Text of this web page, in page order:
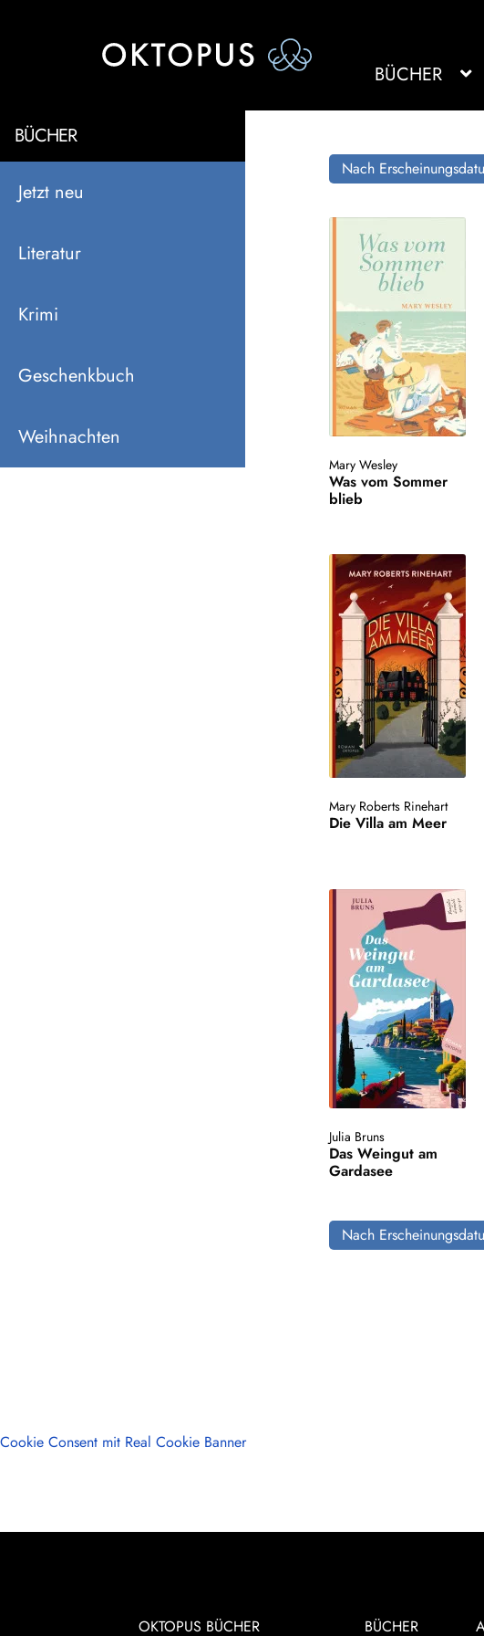
BÜCHER
BÜCHER
Jetzt neu
Literatur
Krimi
Geschenkbuch
Weihnachten
Nach
Mary Wesley
Was vom Sommer
blieb
Mary Roberts Rinehart
Die Villa am Meer
Julia Bruns
Das Weingut am
Gardasee
Nach
OKTOPUS BÜCHER
BÜCHER
Cookie Consent mit Real Cookie Banner